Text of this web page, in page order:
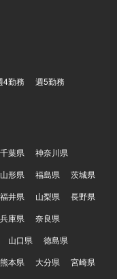
4勤務 週5勤務
千葉県
神奈川県
山形県 福島県
茨城県
福井県 山梨県
長野県
兵庫県
奈良県
山口県
徳島県
熊本県 大分県
宮崎県